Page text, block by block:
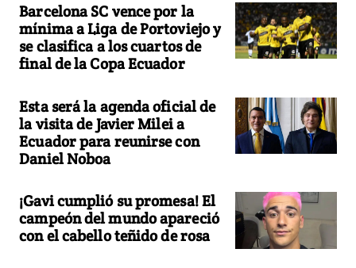
Barcelona SC vence por la
mínima a Liga de Portoviejo y
se clasifica a los cuartos de
final de la Copa Ecuador
Esta será la agenda oficial de
la visita de Javier Milei a
Ecuador para reunirse con
Daniel Noboa
¡Gavi cumplió su promesa! El
campeón del mundo apareció
con el cabello teñido de rosa